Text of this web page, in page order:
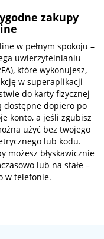
zakupy
w pełnym spokoju –
uwierzytelnianiu
które wykonujesz,
w superaplikacji
do karty fizycznej
dostępne dopiero po
konto, a jeśli zgubisz
użyć bez twojego
lub kodu.
możesz błyskawicznie
lub na stałe –
w telefonie.